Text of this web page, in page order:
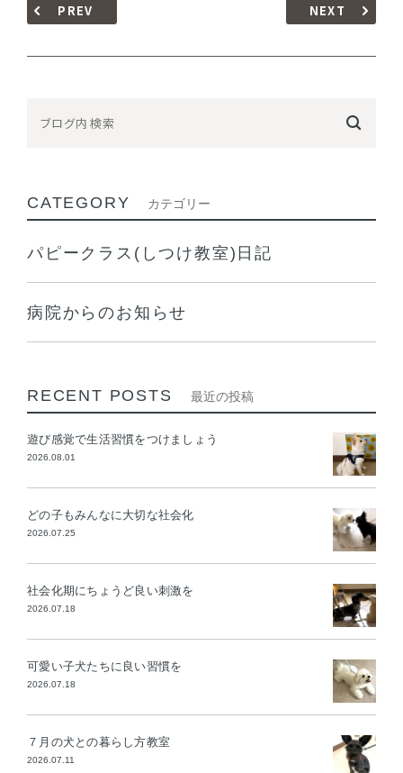
PREV NEXT
CATEGORY カテゴリー
パピークラス(しつけ教室)日記
病院からのお知らせ
RECENT POSTS 最近の投稿
遊び感覚で生活習慣をつけましょう
2026.08.01
どの子もみんなに大切な社会化
2026.07.25
社会化期にちょうど良い刺激を
2026.07.18
可愛い子犬たちに良い習慣を
2026.07.18
７月の犬との暮らし方教室
2026.07.11